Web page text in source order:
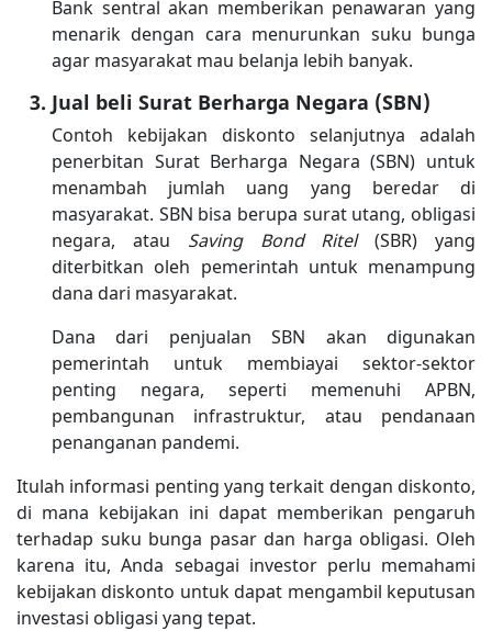
Bank sentral akan memberikan penawaran yang
menarik dengan cara menurunkan suku bunga
agar masyarakat mau belanja lebih banyak.
Jual beli Surat Berharga Negara (SBN)
Contoh kebijakan diskonto selanjutnya adalah
penerbitan Surat Berharga Negara (SBN) untuk
menambah jumlah uang yang beredar di
masyarakat. SBN bisa berupa surat utang, obligasi
negara, atau Saving Bond Ritel(SBR) yang
diterbitkan oleh pemerintah untuk menampung
dana dari masyarakat.
Dana dari penjualan SBN akan digunakan
pemerintah untuk membiayai sektor-sektor
penting negara, seperti memenuhi APBN,
pembangunan infrastruktur, atau pendanaan
penanganan pandemi.
Itulah informasi penting yang terkait dengan diskonto,
di mana kebijakan ini dapat memberikan pengaruh
terhadap suku bunga pasar dan harga obligasi. Oleh
karena itu, Anda sebagai investor perlu memahami
kebijakan diskonto untuk dapat mengambil keputusan
investasi obligasi yang tepat.